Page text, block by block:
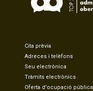
Cita prèvia
Adreces i telèfons
Seu electrònica
Tràmits electrònics
Oferta d'ocupació pública